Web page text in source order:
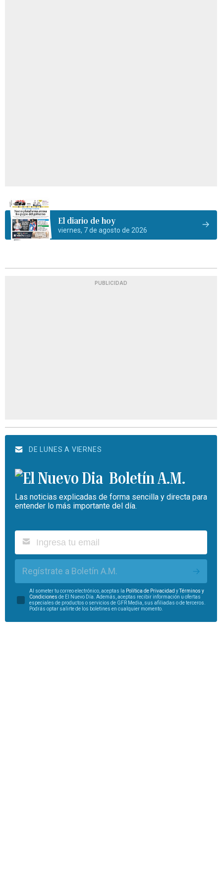
El diario de hoy
viernes, 7 de agosto de 2026
PUBLICIDAD
DE LUNES A VIERNES
Boletín A.M.
Las noticias explicadas de forma sencilla y directa para
entender lo más importante del día.
Regístrate a Boletín A.M.
Al someter tu correo electrónico, aceptas la Política de Privacidad y
Términos y
Condiciones de El Nuevo Día. Además, aceptas recibir información u ofertas
especiales de productos o servicios de GFR Media, sus afiliadas o de terceros.
Podrás optar salirte de los boletines en cualquier momento.